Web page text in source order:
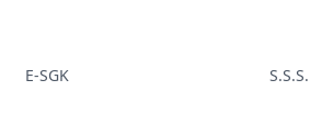
E-SGK S.S.S.